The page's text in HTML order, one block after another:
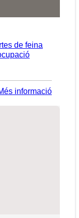
de feina
informació